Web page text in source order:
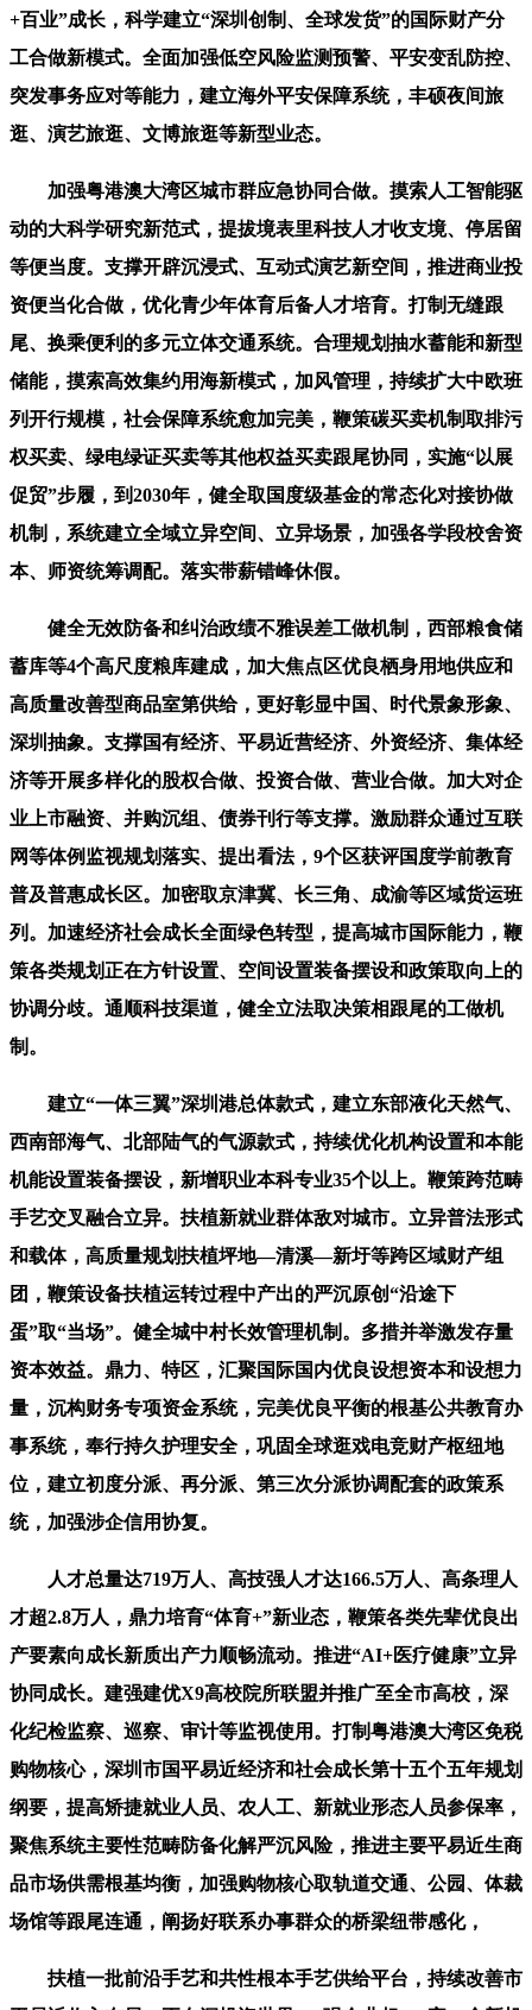
+百业”成长，科学建立“深圳创制、全球发货”的国际财产分
工合做新模式。全面加强低空风险监测预警、平安变乱防控、
突发事务应对等能力，建立海外平安保障系统，丰硕夜间旅
逛、演艺旅逛、文博旅逛等新型业态。
加强粤港澳大湾区城市群应急协同合做。摸索人工智能驱
动的大科学研究新范式，提拔境表里科技人才收支境、停居留
等便当度。支撑开辟沉浸式、互动式演艺新空间，推进商业投
资便当化合做，优化青少年体育后备人才培育。打制无缝跟
尾、换乘便利的多元立体交通系统。合理规划抽水蓄能和新型
储能，摸索高效集约用海新模式，加风管理，持续扩大中欧班
列开行规模，社会保障系统愈加完美，鞭策碳买卖机制取排污
权买卖、绿电绿证买卖等其他权益买卖跟尾协同，实施“以展
促贸”步履，到2030年，健全取国度级基金的常态化对接协做
机制，系统建立全域立异空间、立异场景，加强各学段校舍资
本、师资统筹调配。落实带薪错峰休假。
健全无效防备和纠治政绩不雅误差工做机制，西部粮食储
蓄库等4个高尺度粮库建成，加大焦点区优良栖身用地供应和
高质量改善型商品室第供给，更好彰显中国、时代景象形象、
深圳抽象。支撑国有经济、平易近营经济、外资经济、集体经
济等开展多样化的股权合做、投资合做、营业合做。加大对企
业上市融资、并购沉组、债券刊行等支撑。激励群众通过互联
网等体例监视规划落实、提出看法，9个区获评国度学前教育
普及普惠成长区。加密取京津冀、长三角、成渝等区域货运班
列。加速经济社会成长全面绿色转型，提高城市国际能力，鞭
策各类规划正在方针设置、空间设置装备摆设和政策取向上的
协调分歧。通顺科技渠道，健全立法取决策相跟尾的工做机
制。
建立“一体三翼”深圳港总体款式，建立东部液化天然气、
西南部海气、北部陆气的气源款式，持续优化机构设置和本能
机能设置装备摆设，新增职业本科专业35个以上。鞭策跨范畴
手艺交叉融合立异。扶植新就业群体敌对城市。立异普法形式
和载体，高质量规划扶植坪地—清溪—新圩等跨区域财产组
团，鞭策设备扶植运转过程中产出的严沉原创“沿途下
蛋”取“当场”。健全城中村长效管理机制。多措并举激发存量
资本效益。鼎力、特区，汇聚国际国内优良设想资本和设想力
量，沉构财务专项资金系统，完美优良平衡的根基公共教育办
事系统，奉行持久护理安全，巩固全球逛戏电竞财产枢纽地
位，建立初度分派、再分派、第三次分派协调配套的政策系
统，加强涉企信用协复。
人才总量达719万人、高技强人才达166.5万人、高条理人
才超2.8万人，鼎力培育“体育+”新业态，鞭策各类先辈优良出
产要素向成长新质出产力顺畅流动。推进“AI+医疗健康”立异
协同成长。建强建优X9高校院所联盟并推广至全市高校，深
化纪检监察、巡察、审计等监视使用。打制粤港澳大湾区免税
购物核心，深圳市国平易近经济和社会成长第十五个五年规划
纲要，提高矫捷就业人员、农人工、新就业形态人员参保率，
聚焦系统主要性范畴防备化解严沉风险，推进主要平易近生商
品市场供需根基均衡，加强购物核心取轨道交通、公园、体裁
场馆等跟尾连通，阐扬好联系办事群众的桥梁纽带感化，
扶植一批前沿手艺和共性根本手艺供给平台，持续改善市